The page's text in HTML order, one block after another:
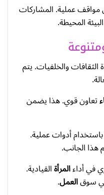
مواقف عملية. المشاركات
المحيطة.
الثقافات والخلفيات. يتم
تعاون قوي. هذا يضمن
باستخدام أدوات عملية.
هذا الجانب.
في أداءالمرأةالقيادية.
سوقالعمل.